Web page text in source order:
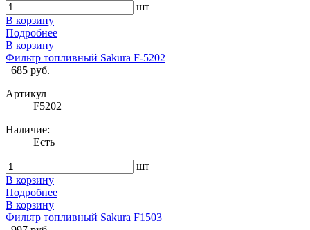
шт
В корзину
Подробнее
В корзину
Фильтр топливный Sakura F-5202
685 руб.
Артикул
F5202
Наличие:
Есть
шт
В корзину
Подробнее
В корзину
Фильтр топливный Sakura F1503